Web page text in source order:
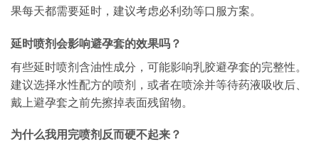
果每天都需要延时，建议考虑必利劲等口服方案。
延时喷剂会影响避孕套的效果吗？
有些延时喷剂含油性成分，可能影响乳胶避孕套的完整性。
建议选择水性配方的喷剂，或者在喷涂并等待药液吸收后、
戴上避孕套之前先擦掉表面残留物。
为什么我用完喷剂反而硬不起来？